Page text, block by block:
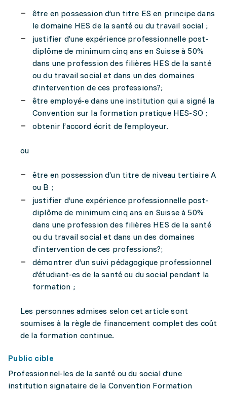
être en possession d’un titre ES en principe dans
le domaine HES de la santé ou du travail social ;
justifier d’une expérience professionnelle post-
diplôme de minimum cinq ans en Suisse à 50%
dans une profession des filières HES de la santé
ou du travail social et dans un des domaines
d’intervention de ces professions?;
être employé-e dans une institution qui a signé la
Convention sur la formation pratique HES-SO ;
obtenir l’accord écrit de l’employeur.
ou
être en possession d’un titre de niveau tertiaire A
ou B ;
justifier d’une expérience professionnelle post-
diplôme de minimum cinq ans en Suisse à 50%
dans une profession des filières HES de la santé
ou du travail social et dans un des domaines
d’intervention de ces professions?;
démontrer d’un suivi pédagogique professionnel
d’étudiant-es de la santé ou du social pendant la
formation ;
Les personnes admises selon cet article sont
soumises à la règle de financement complet des coût
de la formation continue.
Public cible
Professionnel-les de la santé ou du social d’une
institution signataire de la Convention Formation